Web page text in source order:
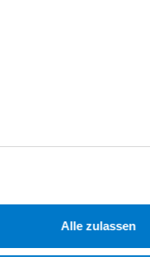
Alle zulassen